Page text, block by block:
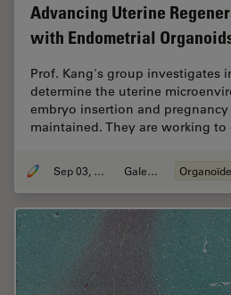
Advancing Uterine
with Endometrial
Prof. Kang's group investigates
determine the uterine
embryo insertion and pregnancy
maintained. They are working
Sep 03, 2024 Galeries